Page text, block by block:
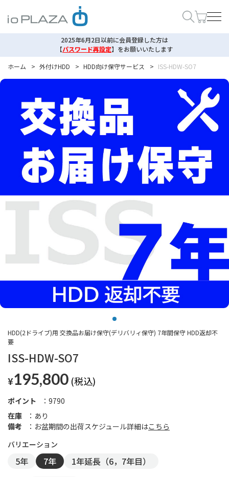
2025年6月2日以前に会員登録した方は
【パスワード再設定】 をお願いいたします
ホーム
> 外付けHDD > HDD向け保守サービス > ISS-HDW-SO7
ISS-HDW-SO7
HDD(2ドライブ)用 交換品お届け保守(デリバリィ保守) 7年間保守 HDD返却不
要
¥195,800
ポイント
9790
在庫
あり
備考
お盆期間の出荷スケジュール詳細はこちら
5年 7年 1年延長（6，7年目）